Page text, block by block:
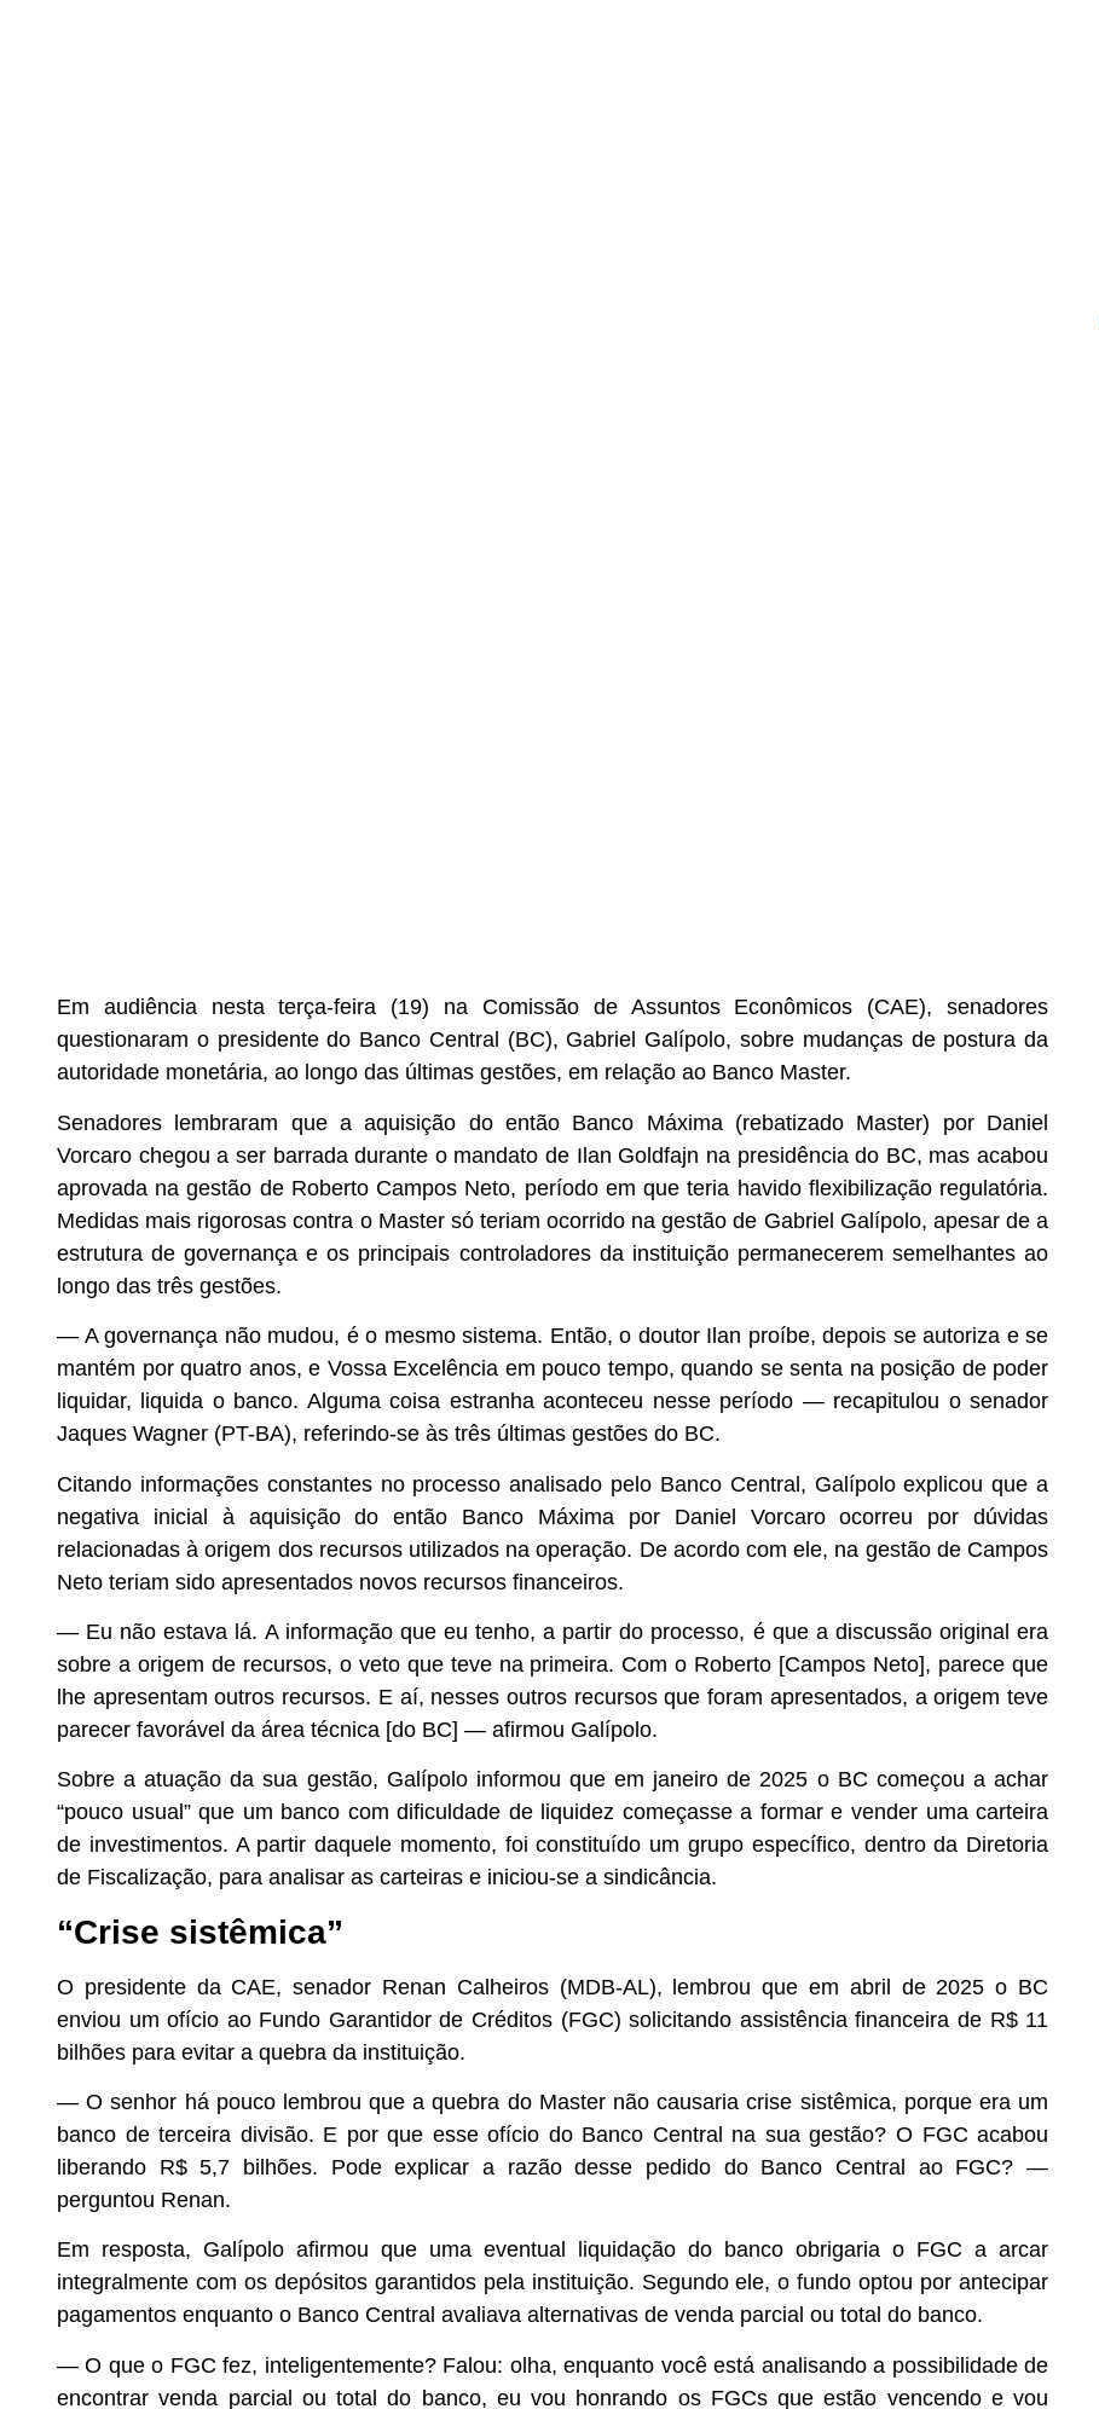
Em audiência nesta terça-feira (19) na Comissão de Assuntos Econômicos (CAE), senadores
questionaram o presidente do Banco Central (BC), Gabriel Galípolo, sobre mudanças de postura da
autoridade monetária, ao longo das últimas gestões, em relação ao Banco Master.
Senadores lembraram que a aquisição do então Banco Máxima (rebatizado Master) por Daniel
Vorcaro chegou a ser barrada durante o mandato de Ilan Goldfajn na presidência do BC, mas acabou
aprovada na gestão de Roberto Campos Neto, período em que teria havido flexibilização regulatória.
Medidas mais rigorosas contra o Master só teriam ocorrido na gestão de Gabriel Galípolo, apesar de a
estrutura de governança e os principais controladores da instituição permanecerem semelhantes ao
longo das três gestões.
— A governança não mudou, é o mesmo sistema. Então, o doutor Ilan proíbe, depois se autoriza e se
mantém por quatro anos, e Vossa Excelência em pouco tempo, quando se senta na posição de poder
liquidar, liquida o banco. Alguma coisa estranha aconteceu nesse período — recapitulou o senador
Jaques Wagner (PT-BA), referindo-se às três últimas gestões do BC.
Citando informações constantes no processo analisado pelo Banco Central, Galípolo explicou que a
negativa inicial à aquisição do então Banco Máxima por Daniel Vorcaro ocorreu por dúvidas
relacionadas à origem dos recursos utilizados na operação. De acordo com ele, na gestão de Campos
Neto teriam sido apresentados novos recursos financeiros.
— Eu não estava lá. A informação que eu tenho, a partir do processo, é que a discussão original era
sobre a origem de recursos, o veto que teve na primeira. Com o Roberto [Campos Neto], parece que
lhe apresentam outros recursos. E aí, nesses outros recursos que foram apresentados, a origem teve
parecer favorável da área técnica [do BC] — afirmou Galípolo.
Sobre a atuação da sua gestão, Galípolo informou que em janeiro de 2025 o BC começou a achar
“pouco usual” que um banco com dificuldade de liquidez começasse a formar e vender uma carteira
de investimentos. A partir daquele momento, foi constituído um grupo específico, dentro da Diretoria
de Fiscalização, para analisar as carteiras e iniciou-se a sindicância.
“Crise sistêmica”
O presidente da CAE, senador Renan Calheiros (MDB-AL), lembrou que em abril de 2025 o BC
enviou um ofício ao Fundo Garantidor de Créditos (FGC) solicitando assistência financeira de R$ 11
bilhões para evitar a quebra da instituição.
—O senhor há pouco lembrou que a quebra do Master não causaria crise sistêmica, porque era um
banco de terceira divisão. E por que esse ofício do Banco Central na sua gestão? O FGC acabou
liberando R$ 5,7 bilhões. Pode explicar a razão desse pedido do Banco Central ao FGC?—
perguntou Renan.
Em resposta, Galípolo afirmou que uma eventual liquidação do banco obrigaria o FGC a arcar
integralmente com os depósitos garantidos pela instituição. Segundo ele, o fundo optou por antecipar
pagamentos enquanto o Banco Central avaliava alternativas de venda parcial ou total do banco.
—O que o FGC fez, inteligentemente? Falou: olha, enquanto você está analisando a possibilidade de
encontrar venda parcial ou total do banco, eu vou honrando os FGCs que estão vencendo e vou